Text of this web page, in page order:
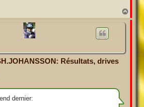
a
Résultats, drives
dernier: